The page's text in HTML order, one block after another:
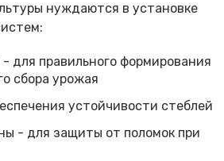
нуждаются в установке
для правильного формирования
сбора урожая
устойчивости стеблей
- для защиты от поломок при